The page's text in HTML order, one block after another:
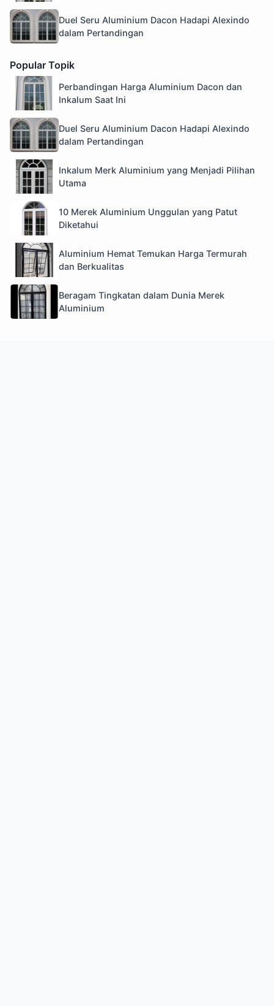
Duel Seru Aluminium Dacon Hadapi Alexindo
dalam Pertandingan
Popular Topik
Perbandingan Harga Aluminium Dacon dan
Inkalum Saat Ini
Duel Seru Aluminium Dacon Hadapi Alexindo
dalam Pertandingan
Inkalum Merk Aluminium yang Menjadi Pilihan
Utama
10 Merek Aluminium Unggulan yang Patut
Diketahui
Aluminium Hemat Temukan Harga Termurah
dan Berkualitas
Beragam Tingkatan dalam Dunia Merek
Aluminium